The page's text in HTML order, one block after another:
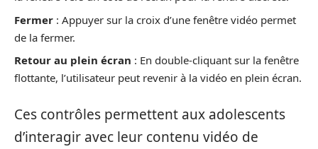
Fermer : Appuyer sur la croix d’une fenêtre vidéo permet
de la fermer.
Retour au plein écran : En double-cliquant sur la fenêtre
flottante, l’utilisateur peut revenir à la vidéo en plein écran.
Ces contrôles permettent aux adolescents
d’interagir avec leur contenu vidéo de